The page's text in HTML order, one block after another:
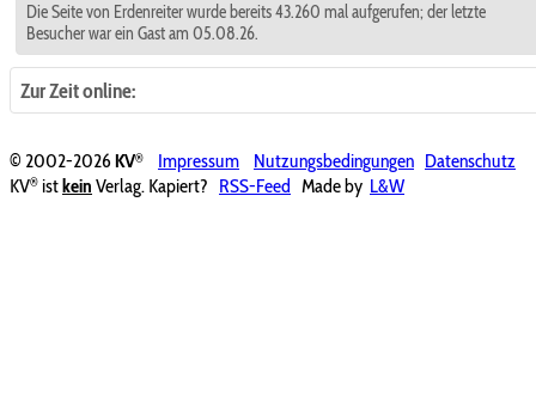
Die Seite von Erdenreiter wurde bereits 43.260 mal aufgerufen; der letzte
Besucher war ein Gast am 05.08.26.
Zur Zeit online:
© 2002-2026KV® Impressum Nutzungsbedingungen Datenschutz
KV® ist kein Verlag. Kapiert? RSS-Feed Made by L&W